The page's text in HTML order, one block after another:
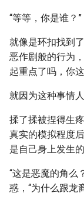
“等等，你是谁？”
就像是环扣找到
恶作剧般的行为
起重点了吗，你
就因为这种事情
揉了揉被捏得生
真实的模拟程度
是自己身上发生
“这是恶魔的角么
惑，“为什么跟龙